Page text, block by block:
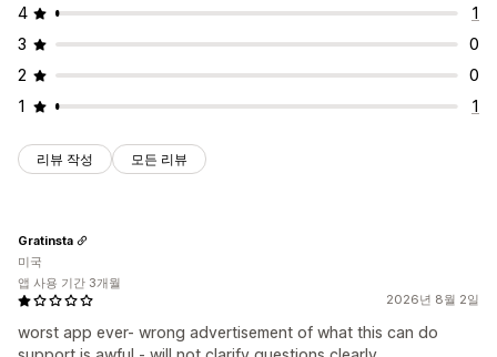
4
1
3
0
2
0
1
1
리뷰 작성 모든 리뷰
2026년 8월 2일
worst app ever- wrong advertisement of what this can do
Gratinsta
미국
앱 사용 기간 3개월